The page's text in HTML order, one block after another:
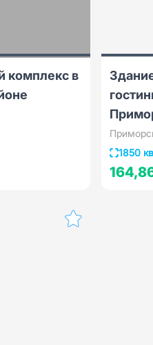
комплекс в
1850